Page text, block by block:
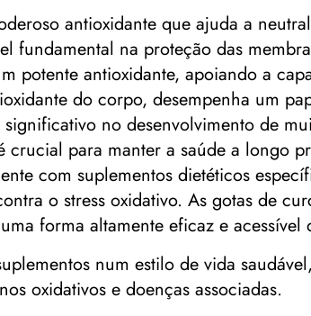
antioxidante que ajuda a
fundamental na proteção das
potente antioxidante, apoiando a
do corpo, desempenha um
no desenvolvimento de
crucial para manter a saúde a longo
com suplementos dietéticos
o stress oxidativo. As gotas de
forma altamente eficaz e
num estilo de vida
oxidativos e doenças associadas.